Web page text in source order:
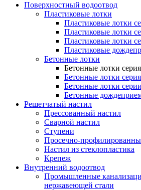
Поверхностный водоотвод
Пластиковые лотки
Пластиковые лотки
Пластиковые лотки
Пластиковые лотки
Пластиковые
Бетонные лотки
Бетонные лотки
Бетонные лотки
Бетонные лотки
Бетонные
Решетчатый настил
Прессованный настил
Сварной настил
Ступени
Просечно-
Настил из стеклопластика
Крепеж
Внутренний водоотвод
Промышленные
нержавеющей стали